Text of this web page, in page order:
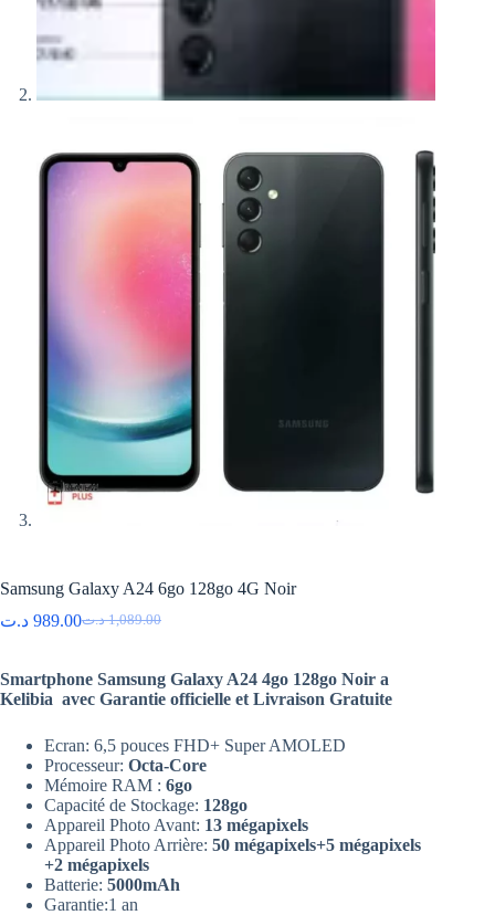
Samsung Galaxy A24 6go 128go 4G Noir
1,089.00 د.ت
Le
était :
1,089.00 د.ت.
989.00 د.ت
Le
est :
989.00 د.ت.
Smartphone Samsung Galaxy A24 4go 128go Noir a
Kelibia avec Garantie officielle et Livraison Gratuite
Ecran: 6,5 pouces FHD+ Super AMOLED
Processeur: Octa-Core
Mémoire RAM : 6go
Capacité de Stockage: 128go
Appareil Photo Avant: 13 mégapixels
Appareil Photo Arrière: 50 mégapixels+5 mégapixels
+2 mégapixels
Batterie: 5000mAh
Garantie:1 an